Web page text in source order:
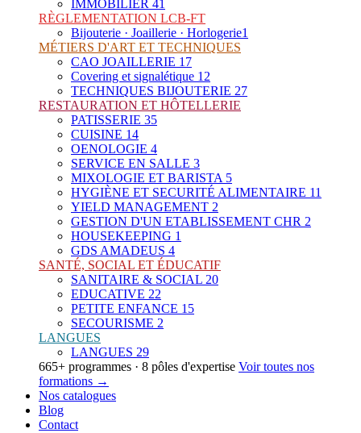
IMMOBILIER 41
RÈGLEMENTATION LCB-FT
Bijouterie · Joaillerie · Horlogerie1
MÉTIERS D'ART ET TECHNIQUES
CAO JOAILLERIE 17
Covering et signalétique 12
TECHNIQUES BIJOUTERIE 27
RESTAURATION ET HÔTELLERIE
PATISSERIE 35
CUISINE 14
OENOLOGIE 4
SERVICE EN SALLE 3
MIXOLOGIE ET BARISTA 5
HYGIÈNE ET SECURITÉ ALIMENTAIRE 11
YIELD MANAGEMENT 2
GESTION D'UN ETABLISSEMENT CHR 2
HOUSEKEEPING 1
GDS AMADEUS 4
SANTÉ, SOCIAL ET ÉDUCATIF
SANITAIRE & SOCIAL 20
EDUCATIVE 22
PETITE ENFANCE 15
SECOURISME 2
LANGUES
LANGUES 29
665+ programmes · 8 pôles d'expertise Voir toutes nos
formations →
Nos catalogues
Blog
Contact